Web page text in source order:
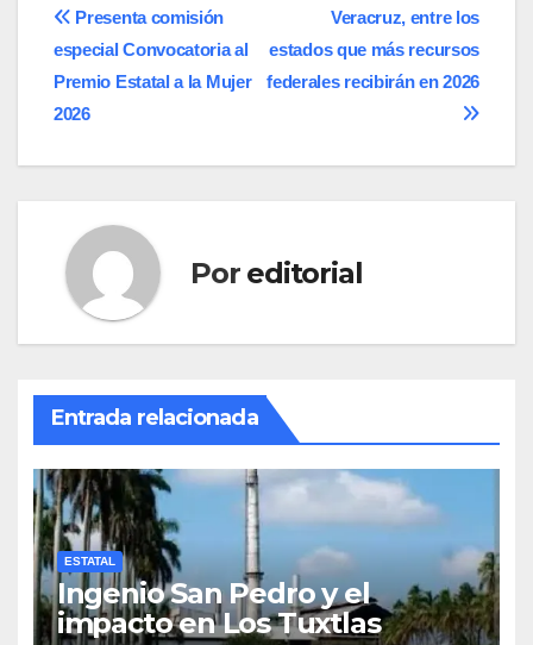
Navegación
de
entradas
Veracruz, entre los
estados que más recursos
federales recibirán en 2026
Presenta comisión
especial Convocatoria al
Premio Estatal a la Mujer
2026
Por editorial
Entrada relacionada
ESTATAL
Ingenio San Pedro y el
impacto en Los Tuxtlas